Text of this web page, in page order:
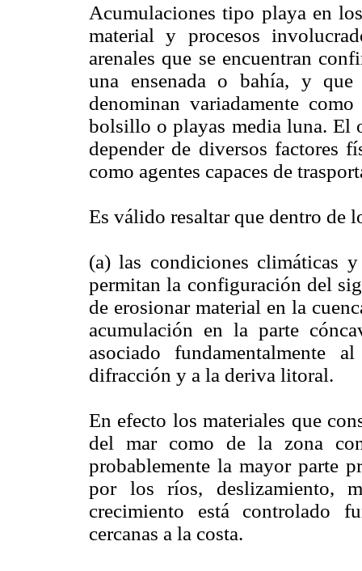
Acumulaciones tipo playa en
material y procesos
arenales que se encuentran
una ensenada o bahía, y
denominan variadamente
bolsillo o playas media luna. El
depender de diversos factores
como agentes capaces de
Es válido resaltar que dentro de
(a) las condiciones climáticas
permitan la configuración del
de erosionar material en la
acumulación en la parte
asociado fundamentalmente
difracción y a la deriva litoral.
En efecto los materiales que
del mar como de la zona
probablemente la mayor parte
por los ríos, deslizamiento,
crecimiento está controlado
cercanas a la costa.